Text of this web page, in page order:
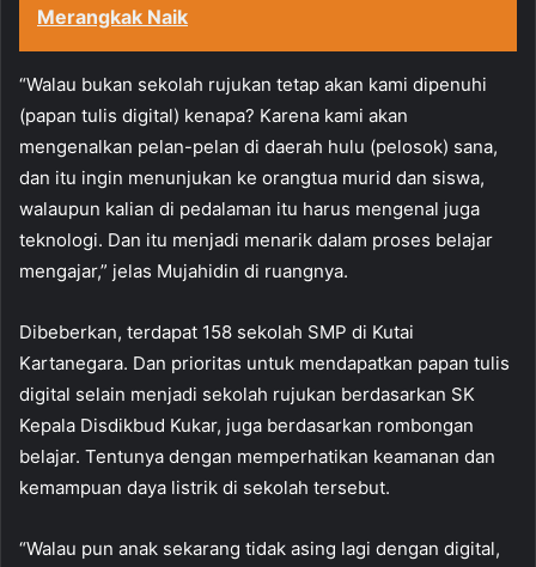
Merangkak Naik
“Walau bukan sekolah rujukan tetap akan kami dipenuhi
(papan tulis digital) kenapa? Karena kami akan
mengenalkan pelan-pelan di daerah hulu (pelosok) sana,
dan itu ingin menunjukan ke orangtua murid dan siswa,
walaupun kalian di pedalaman itu harus mengenal juga
teknologi. Dan itu menjadi menarik dalam proses belajar
mengajar,” jelas Mujahidin di ruangnya.
Dibeberkan, terdapat 158 sekolah SMP di Kutai
Kartanegara. Dan prioritas untuk mendapatkan papan tulis
digital selain menjadi sekolah rujukan berdasarkan SK
Kepala Disdikbud Kukar, juga berdasarkan rombongan
belajar. Tentunya dengan memperhatikan keamanan dan
kemampuan daya listrik di sekolah tersebut.
“Walau pun anak sekarang tidak asing lagi dengan digital,